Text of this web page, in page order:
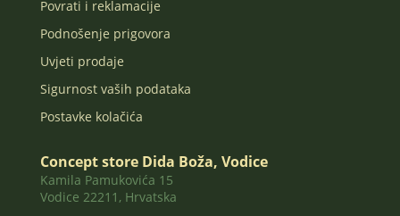
Povrati i reklamacije
Podnošenje prigovora
Uvjeti prodaje
Sigurnost vaših podataka
Postavke kolačića
Concept store Dida Boža, Vodice
Kamila Pamukovića 15
Vodice 22211, Hrvatska